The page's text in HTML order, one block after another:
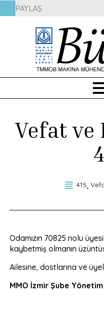
PAYLAŞ
Vefat ve
415
Odamızın 70825 nolu üyesi
kaybetmiş olmanın
Ailesine, dostlarına ve
MMO İzmir Şube